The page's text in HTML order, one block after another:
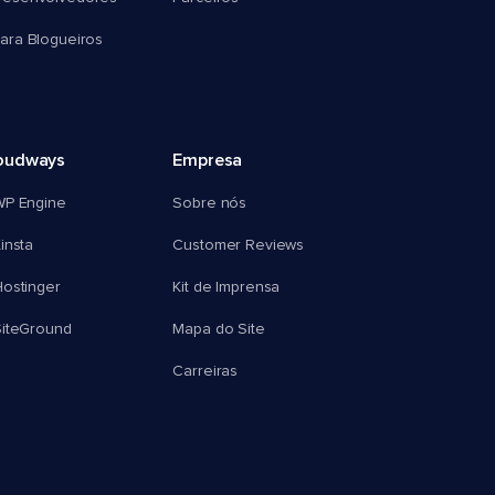
Blogueiros
Engine
Empresa
Sobre nós
Customer Reviews
Kit de Imprensa
Mapa do Site
Carreiras